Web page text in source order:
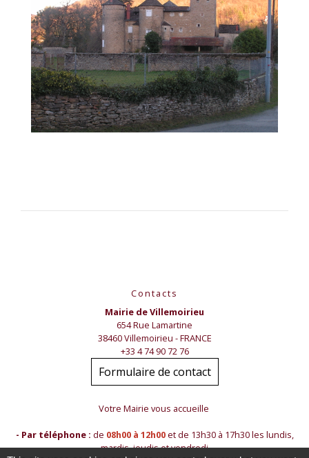
Contacts
Mairie de Villemoirieu
654 Rue Lamartine
38460 Villemoirieu - FRANCE
+33 4 74 90 72 76
Formulaire de contact
Votre Mairie vous accueille
- Par téléphone : de 08h00 à 12h00et de 13h30 à 17h30 les lundis,
mardis, jeudis et vendredi